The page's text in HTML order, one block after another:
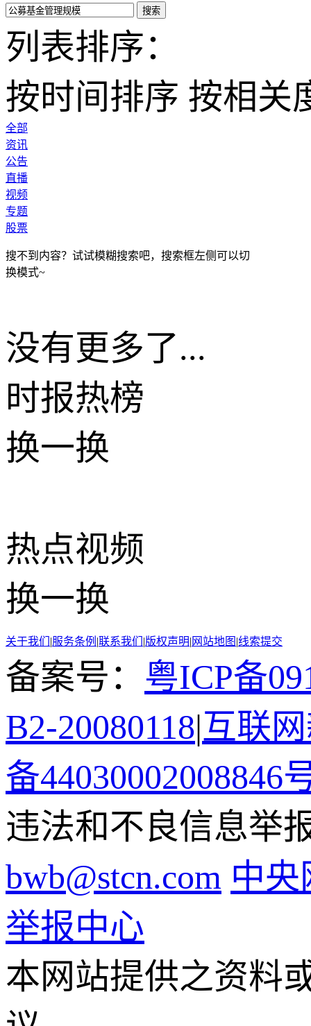
搜索
列表排序：
按时间排序 按相关
全部
资讯
公告
直播
视频
专题
股票
搜不到内容？试试模糊搜索吧，搜索框左侧可以切
换模式~
没有更多了...
时报热榜
换一换
热点视频
换一换
关于我们 |服务条例 |联系我们 |版权声明| 网站地图 |线索提交
备案号： 粤ICP备
B2-20080118|互联
备44030002008846
违法和不良信息举
bwb@stcn.com 中
举报中心
本网站提供之资料